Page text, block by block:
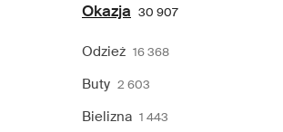
Okazja 30 907
Odzież 16 368
Buty 2 603
Bielizna 1 443